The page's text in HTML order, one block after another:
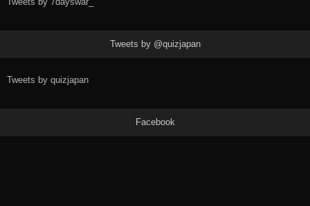
Tweets by @quizjapan
Tweets by quizjapan
Facebook